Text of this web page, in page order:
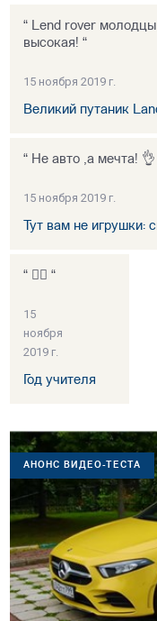
“ Lend rover
высокая! “
15 ноября 2019 г.
Великий путаник
“ Не авто ,а мечта! 👌
15 ноября 2019 г.
Тут вам не игрушки:
“ 👍🏻 “
15
ноября
2019 г.
Год учителя
АНОНС ВИДЕО-ТЕСТА